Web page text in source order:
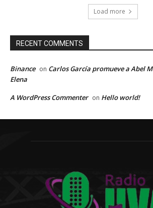
Load more
RECENT COMMENTS
Binance on Carlos García promueve a Abel
Elena
A WordPress Commenter on Hello world!